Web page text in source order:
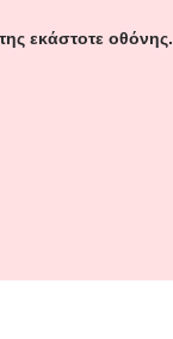
εκάστοτε οθόνης.